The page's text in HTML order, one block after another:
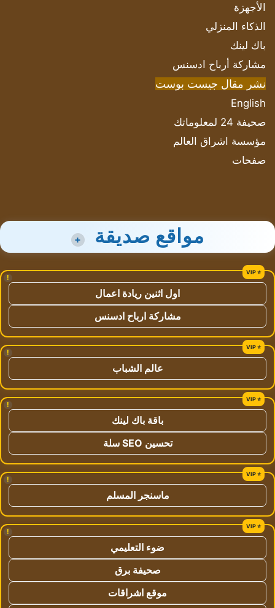
الأجهزة
الذكاء المنزلي
باك لينك
مشاركة أرباح ادسنس
نشر مقال جيست بوست
English
صحيفة 24 لمعلوماتك
مؤسسة اشراق العالم
صفحات
مواقع صديقة +
!
اول اثنين ريادة اعمال
مشاركة ارباح ادسنس
!
عالم الشباب
!
باقة باك لينك
تحسين SEO سلة
!
ماسنجر المسلم
!
ضوء التعليمي
صحيفة برق
موقع اشراقات